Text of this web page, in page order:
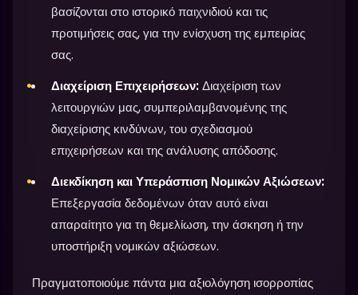
βασίζονται στο ιστορικό παιχνιδιού και τις
προτιμήσεις σας, για την ενίσχυση της εμπειρίας
σας.
Διαχείριση Επιχειρήσεων:Διαχείριση των
λειτουργιών μας, συμπεριλαμβανομένης της
διαχείρισης κινδύνων, του σχεδιασμού
επιχειρήσεων και της ανάλυσης απόδοσης.
Διεκδίκηση και Υπεράσπιση Νομικών Αξιώσεων:
Επεξεργασία δεδομένων όταν αυτό είναι
απαραίτητο για τη θεμελίωση, την άσκηση ή την
υποστήριξη νομικών αξιώσεων.
Πραγματοποιούμε πάντα μια αξιολόγηση ισορροπίας